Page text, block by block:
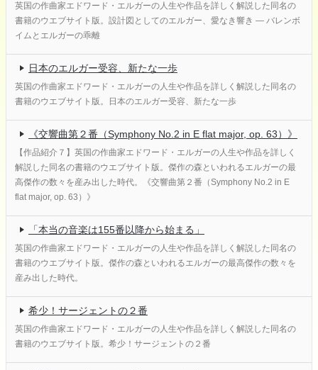
英国の作曲家エドワード・エルガーの人生や作品を詳しく解説した同名の
書籍のウエブサイト版。設計図としてのエルガー、愛なき響き ― バレンボ
イムとエルガーの乖離
日本のエルガー受容、新たな一歩
英国の作曲家エドワード・エルガーの人生や作品を詳しく解説した同名の
書籍のウエブサイト版。日本のエルガー受容、新たな一歩
《交響曲第２番（Symphony No.2 in E flat major, op. 63）》
【作品紹介７】英国の作曲家エドワード・エルガーの人生や作品を詳しく
解説した同名の書籍のウエブサイト版。傑作の森といわれるエルガーの最
高傑作の数々を産み出した時代。《交響曲第２番（Symphony No.2 in E
flat major, op. 63）》
「本当の音楽は155番以降から始まる」
英国の作曲家エドワード・エルガーの人生や作品を詳しく解説した同名の
書籍のウエブサイト版。傑作の森といわれるエルガーの最高傑作の数々を
産み出した時代。
希少！サージェントの２番
英国の作曲家エドワード・エルガーの人生や作品を詳しく解説した同名の
書籍のウエブサイト版。希少！サージェントの２番